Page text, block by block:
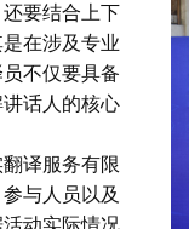
要结合上下
在涉及专业
不仅要具备
话人的核心
译服务有限
与人员以及
动实际情况